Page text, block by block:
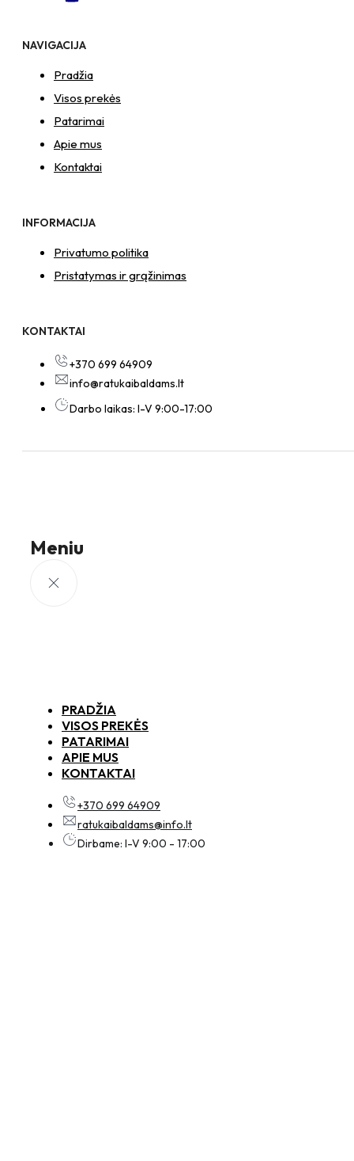
NAVIGACIJA
Pradžia
Visos prekės
Patarimai
Apie mus
Kontaktai
INFORMACIJA
Privatumo politika
Pristatymas ir grąžinimas
KONTAKTAI
+370 699 64909
info@ratukaibaldams.lt
Darbo laikas: I-V 9:00-17:00
Meniu
PRADŽIA
VISOS PREKĖS
PATARIMAI
APIE MUS
KONTAKTAI
+370 699 64909
ratukaibaldams@info.lt
Dirbame: I-V 9:00 - 17:00